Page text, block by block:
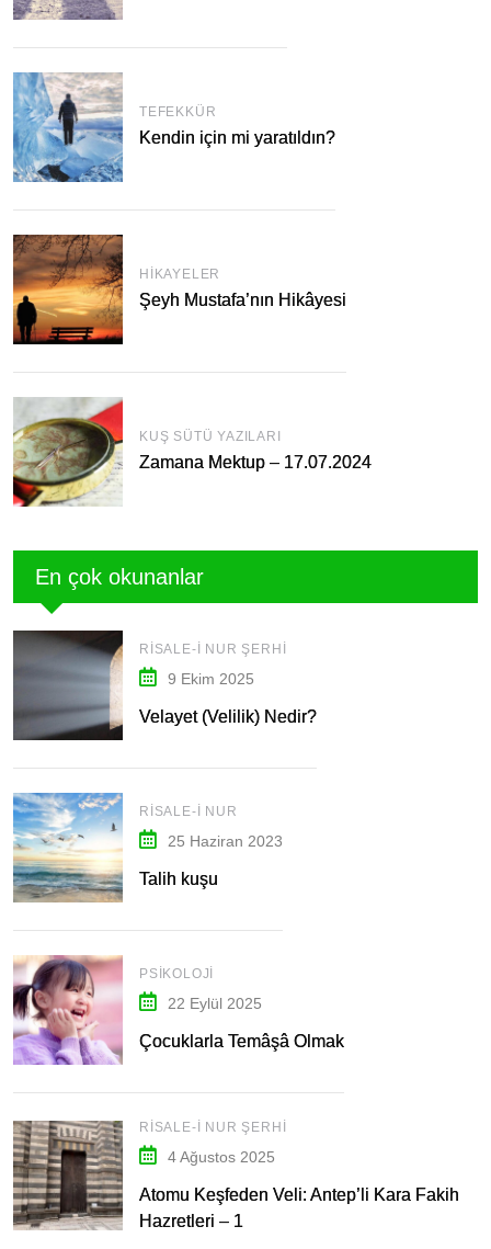
TEFEKKÜR
Kendin için mi yaratıldın?
HIKAYELER
Şeyh Mustafa’nın Hikâyesi
KUŞ SÜTÜ YAZILARI
Zamana Mektup – 17.07.2024
En çok okunanlar
RISALE-I NUR ŞERHI
9 Ekim 2025
Velayet (Velilik) Nedir?
RISALE-I NUR
25 Haziran 2023
Talih kuşu
PSIKOLOJI
22 Eylül 2025
Çocuklarla Temâşâ Olmak
RISALE-I NUR ŞERHI
4 Ağustos 2025
Atomu Keşfeden Veli: Antep’li Kara Fakih
Hazretleri – 1